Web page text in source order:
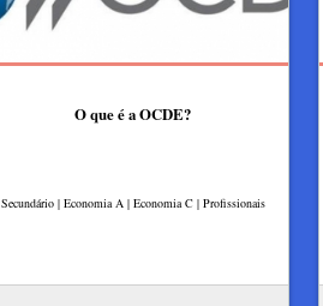
O que é a OCDE?
Secundário | Economia A | Economia C | Profissionais